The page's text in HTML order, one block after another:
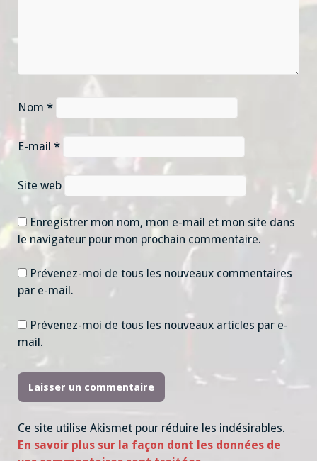
Nom *
E-mail *
Site web
Enregistrer mon nom, mon e-mail et mon site dans
le navigateur pour mon prochain commentaire.
Prévenez-moi de tous les nouveaux commentaires
par e-mail.
Prévenez-moi de tous les nouveaux articles par e-
mail.
Ce site utilise Akismet pour réduire les indésirables.
En savoir plus sur la façon dont les données de